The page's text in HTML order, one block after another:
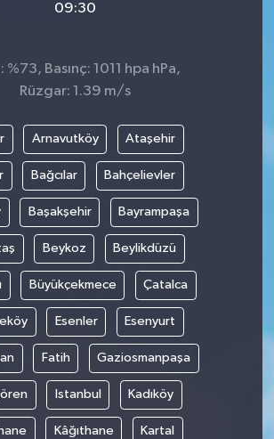
09:30
%73, Basınç: 1011 hpa hPa,
Rüzgar: 1.39 m/s
Arnavutköy Ataşehir
Bağcılar Bahçelievler
Başakşehir Bayrampaşa
Beykoz Beylikdüzü
Büyükçekmece Çatalca
Esenler Esenyurt
Fatih Gaziosmanpaşa
Istanbul Kadıköy
Kâğıthane Kartal